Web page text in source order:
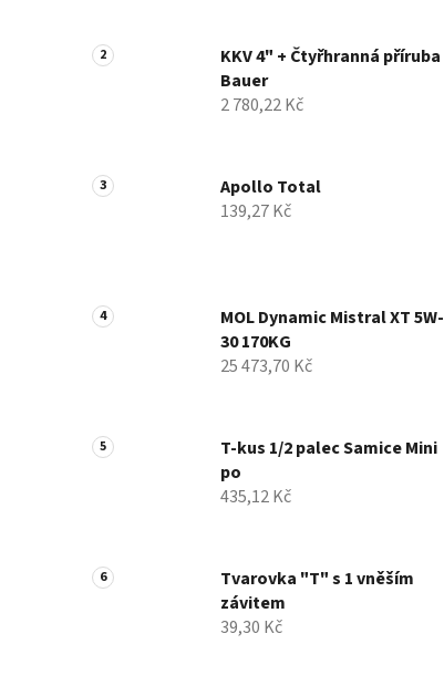
n
n
e
KKV 4" + Čtyřhranná příruba
Bauer
2 780,22 Kč
Apollo Total
139,27 Kč
MOL Dynamic Mistral XT 5W-
30 170KG
25 473,70 Kč
T-kus 1/2 palec Samice Mini
po
435,12 Kč
Tvarovka "T" s 1 vněším
závitem
39,30 Kč